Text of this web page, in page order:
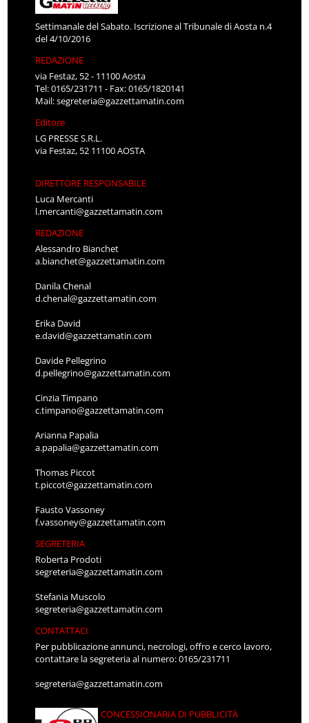
Settimanale del Sabato. Iscrizione al Tribunale di Aosta n.4
del 4/10/2016
REDAZIONE
via Festaz, 52 - 11100 Aosta
Tel: 0165/231711 - Fax: 0165/1820141
Mail:segreteria@gazzettamatin.com
Editore
LG PRESSE S.R.L.
via Festaz, 52 11100 AOSTA
DIRETTORE RESPONSABILE
Luca Mercanti
l.mercanti@gazzettamatin.com
REDAZIONE
Alessandro Bianchet
a.bianchet@gazzettamatin.com
Danila Chenal
d.chenal@gazzettamatin.com
Erika David
e.david@gazzettamatin.com
Davide Pellegrino
d.pellegrino@gazzettamatin.com
Cinzia Timpano
c.timpano@gazzettamatin.com
Arianna Papalia
a.papalia@gazzettamatin.com
Thomas Piccot
t.piccot@gazzettamatin.com
Fausto Vassoney
f.vassoney@gazzettamatin.com
SEGRETERIA
Roberta Prodoti
segreteria@gazzettamatin.com
Stefania Muscolo
segreteria@gazzettamatin.com
CONTATTACI
Per pubblicazione annunci, necrologi, offro e cerco lavoro,
contattare la segreteria al numero: 0165/231711
segreteria@gazzettamatin.com
CONCESSIONARIA DI PUBBLICITÀ